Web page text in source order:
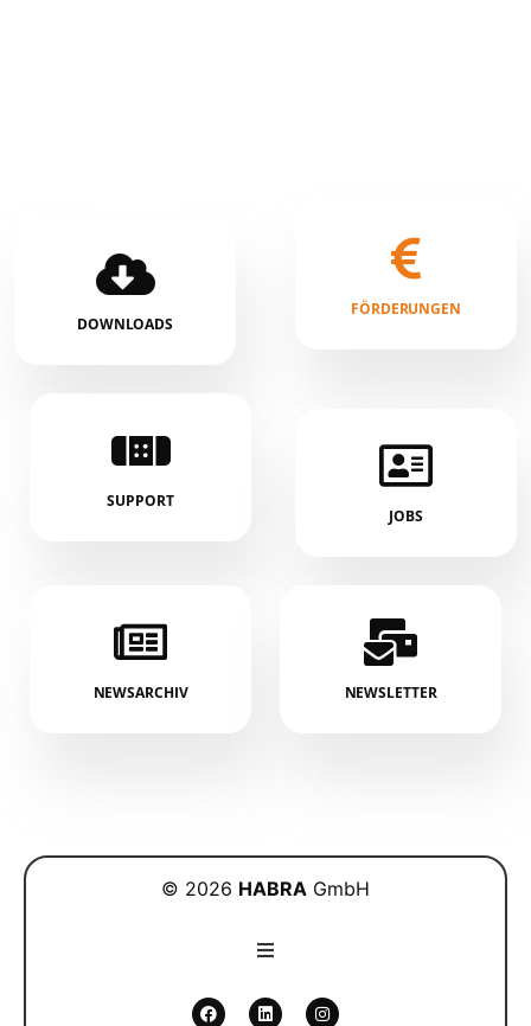
DOWNLOADS
FÖRDERUNGEN
SUPPORT
JOBS
NEWSARCHIV NEWSLETTER
© 2026 HABRA GmbH